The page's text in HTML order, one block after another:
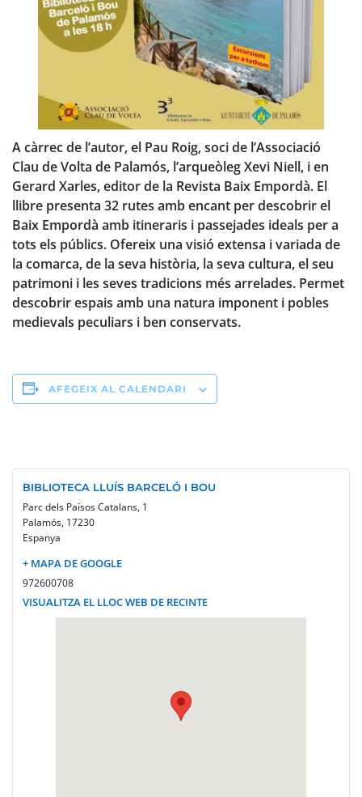
A càrrec de l’autor, el Pau Roig, soci de l’Associació
Clau de Volta de Palamós, l’arqueòleg Xevi Niell, i en
Gerard Xarles, editor de la Revista Baix Empordà. El
llibre presenta 32 rutes amb encant per descobrir el
Baix Empordà amb itineraris i passejades ideals per a
tots els públics. Ofereix una visió extensa i variada de
la comarca, de la seva història, la seva cultura, el seu
patrimoni i les seves tradicions més arrelades. Permet
descobrir espais amb una natura imponent i pobles
medievals peculiars i ben conservats.
AFEGEIX AL CALENDARI
BIBLIOTECA LLUÍS BARCELÓ I BOU
Parc dels Països Catalans, 1
Palamós, 17230
Espanya
+ MAPA DE GOOGLE
972600708
VISUALITZA EL LLOC WEB DE RECINTE